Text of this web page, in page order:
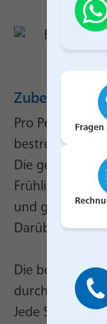
Zubereitung
Pro Person
bestreichen.
Die
und
Darüber
Die belegte
Jede Seite eine